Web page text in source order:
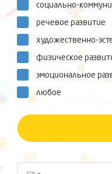
социально-
речевое развитие
художественно-
физическое
эмоциональное
любое